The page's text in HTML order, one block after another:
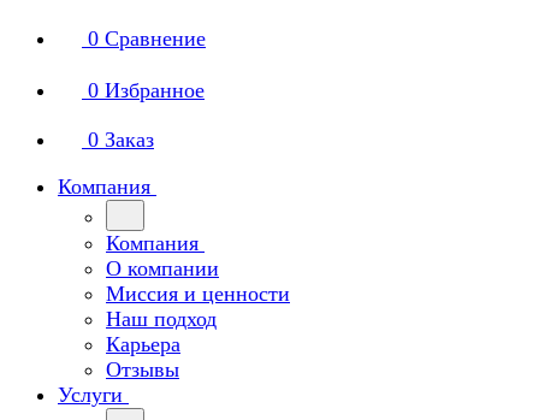
0 Сравнение
0 Избранное
0 Заказ
Компания
Компания
О компании
Миссия и ценности
Наш подход
Карьера
Отзывы
Услуги